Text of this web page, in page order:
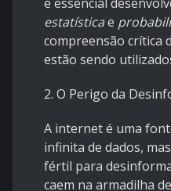
estatísticae
compreensão crítica
estão sendo
2. O Perigo da
A internet é uma
infinita de dados,
fértil para
caem na armadilha de